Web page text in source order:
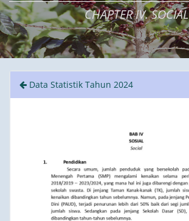
CHAPTER IV. SOCIAL
Data Statistik Tahun 2024